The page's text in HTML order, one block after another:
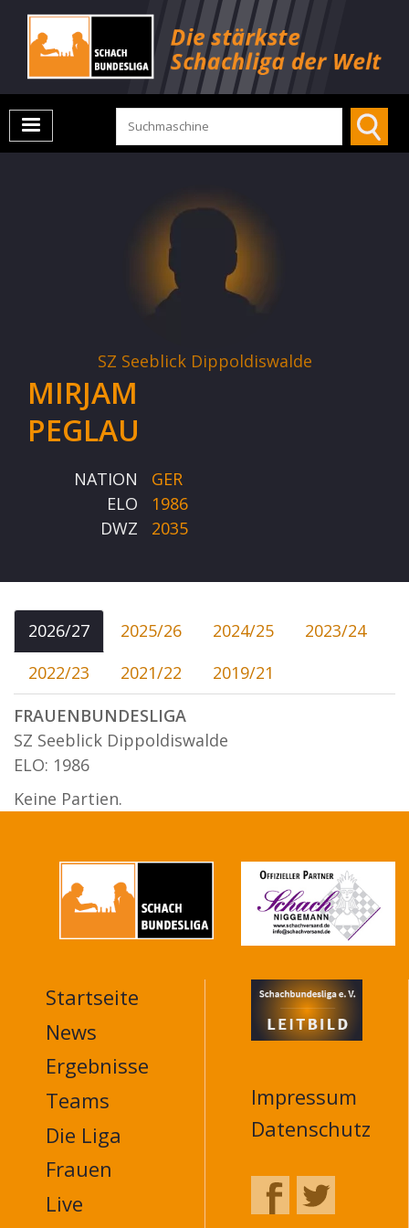
SZ Seeblick Dippoldiswalde
MIRJAM
PEGLAU
NATION
GER
ELO
1986
DWZ
2035
2026/27 2025/26 2024/25
2023/24
2022/23
2021/22
2019/21
FRAUENBUNDESLIGA
SZ Seeblick Dippoldiswalde
ELO: 1986
Keine Partien.
MAIN
NAVIGATION
FOOTER
Startseite
News
Ergebnisse
Teams
Die Liga
Frauen
Live
Impressum
Datenschutz